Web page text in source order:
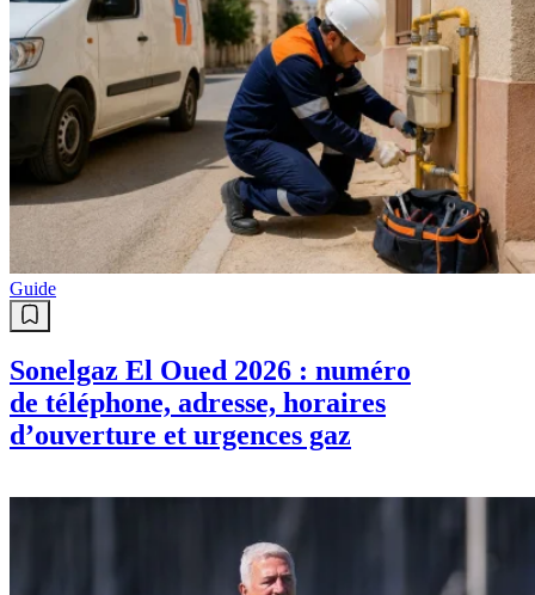
Guide
Sonelgaz El Oued 2026 : numéro
de téléphone, adresse, horaires
d’ouverture et urgences gaz